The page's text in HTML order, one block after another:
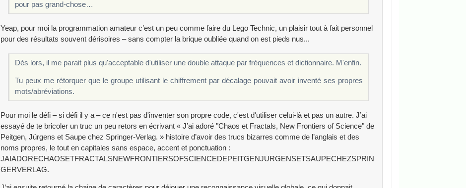
pour pas grand-chose…
Yeap, pour moi la programmation amateur c’est un peu comme faire du Lego Technic, un plaisir tout à fait personnel
pour des résultats souvent dérisoires – sans compter la brique oubliée quand on est pieds nus...
Dès lors, il me parait plus qu'acceptable d'utiliser une double attaque par fréquences et dictionnaire. M'enfin.
Tu peux me rétorquer que le groupe utilisant le chiffrement par décalage pouvait avoir inventé ses propres
mots/abréviations.
Pour moi le défi – si défi il y a – ce n'est pas d'inventer son propre code, c'est d'utiliser celui-là et pas un autre. J’ai
essayé de te bricoler un truc un peu retors en écrivant « J’ai adoré "Chaos et Fractals, New Frontiers of Science" de
Peitgen, Jürgens et Saupe chez Springer-Verlag. » histoire d’avoir des trucs bizarres comme de l’anglais et des
noms propres, le tout en capitales sans espace, accent et ponctuation :
JAIADORECHAOSETFRACTALSNEWFRONTIERSOFSCIENCEDEPEITGENJURGENSETSAUPECHEZSPRIN
GERVERLAG.